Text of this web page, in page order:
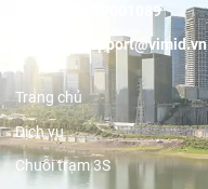
19001089
support@vimid.vn
Trang chủ
Dịch vụ
Chuỗi trạm 3S